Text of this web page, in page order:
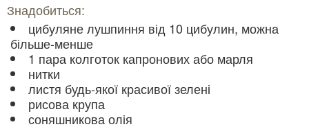
Знадобиться:
цибуляне лушпиння від 10 цибулин, можна
більше-менше
1 пара колготок капронових або марля
нитки
листя будь-якої красивої зелені
рисова крупа
соняшникова олія